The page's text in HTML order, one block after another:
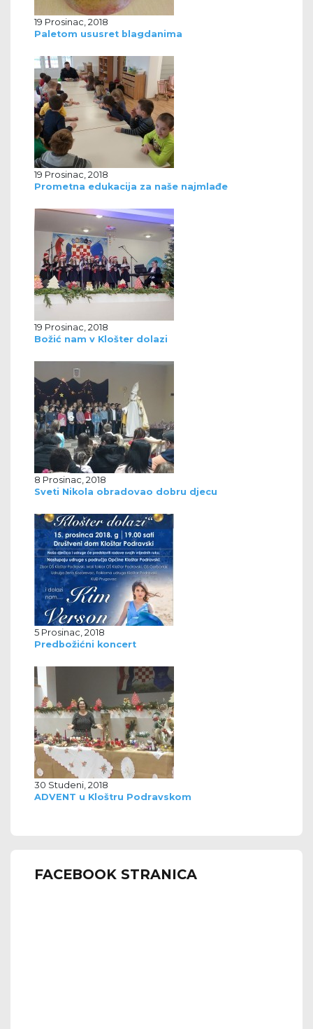
19 Prosinac, 2018
Paletom ususret blagdanima
19 Prosinac, 2018
Prometna edukacija za naše najmlađe
19 Prosinac, 2018
Božić nam v Klošter dolazi
8 Prosinac, 2018
Sveti Nikola obradovao dobru djecu
5 Prosinac, 2018
Predbožićni koncert
30 Studeni, 2018
ADVENT u Kloštru Podravskom
FACEBOOK STRANICA